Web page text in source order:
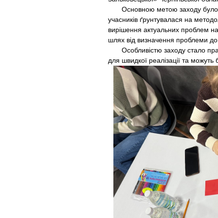
Основною метою заходу було
учасників ґрунтувалася на
вирішення актуальних проблем
шлях від визначення проблеми
Особливістю заходу стало
для швидкої реалізації та